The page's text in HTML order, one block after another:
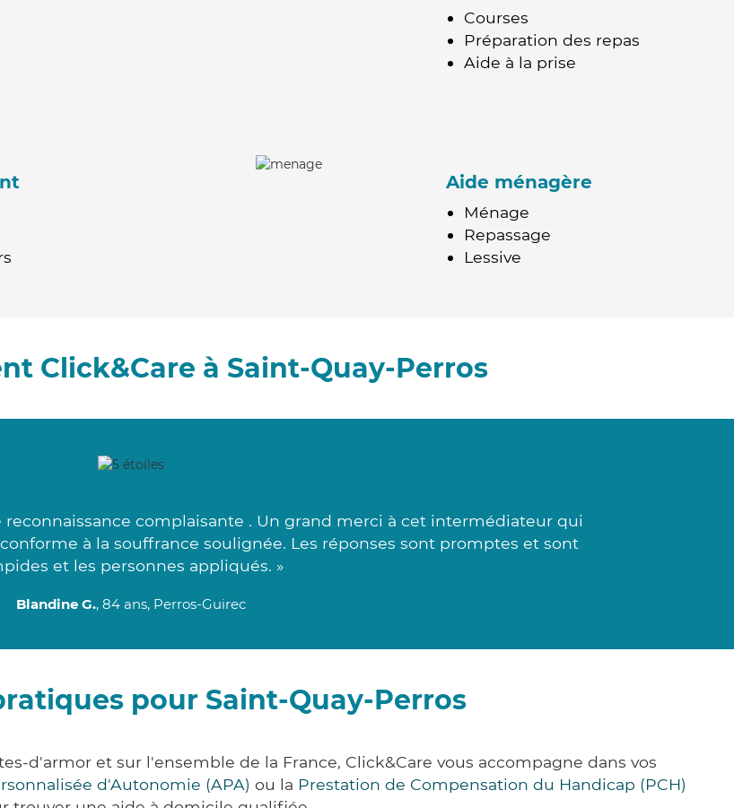
Courses
Préparation des repas
Aide à la prise
Aide ménagère
Ménage
Repassage
Lessive
Click&Care à Saint-Quay-Perros
complaisante . Un grand merci à cet intermédiateur qui
à la souffrance soulignée. Les réponses sont promptes et sont
et les personnes appliqués. »
Blandine G., 84 ans, Perros-Guirec
pour Saint-Quay-Perros
d'armor et sur l'ensemble de la France, Click&Care vous accompagne dans vos
d'Autonomie (APA) ou la Prestation de Compensation du Handicap (PCH)